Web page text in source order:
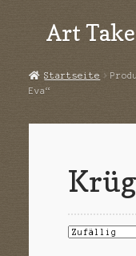
Zur
Navigation
Zum
Inhalt
Art
Echtheit von
Impressum
Startseite
Eva“